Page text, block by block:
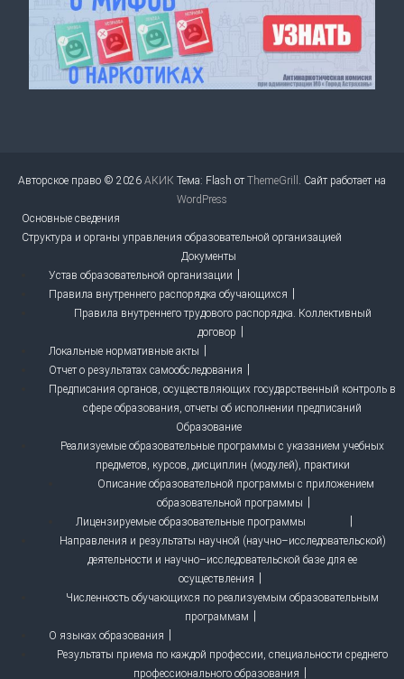
Авторское право © 2026 АКИК Тема: Flash отThemeGrill . Сайт работает на
WordPress
Основные сведения
Структура и органы управления образовательной организацией
Документы
Устав образовательной организации
Правила внутреннего распорядка обучающихся
Правила внутреннего трудового распорядка. Коллективный
договор
Локальные нормативные акты
Отчет о результатах самообследования
Предписания органов, осуществляющих государственный контроль в
сфере образования, отчеты об исполнении предписаний
Образование
Реализуемые образовательные программы с указанием учебных
предметов, курсов, дисциплин (модулей), практики
Описание образовательной программы с приложением
образовательной программы
Лицензируемые образовательные программы
Направления и результаты научной (научно–исследовательской)
деятельности и научно–исследовательской базе для ее
осуществления
Численность обучающихся по реализуемым образовательным
программам
О языках образования
Результаты приема по каждой профессии, специальности среднего
профессионального образования